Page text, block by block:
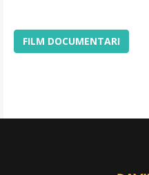
FILM DOCUMENTARI